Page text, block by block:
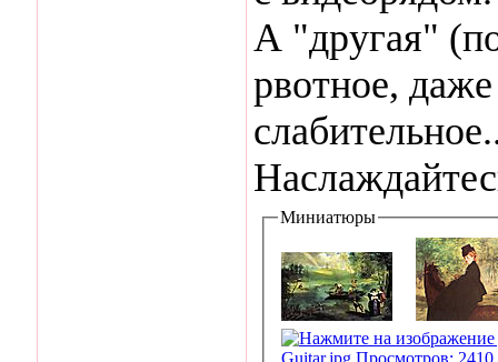
А "другая"
рвотное,
Миниатюры